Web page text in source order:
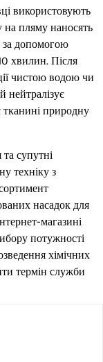
використовують
на пляму наносять
за допомогою
хвилин. Після
чистою водою чи
нейтралізує
природну
супутні
техніку з
насадок для
магазині
потужності
хімічних
термін служби